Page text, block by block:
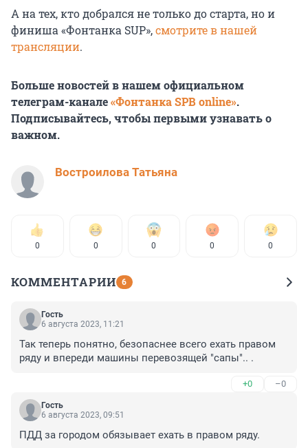
А на тех, кто добрался не только до старта, но и
финиша «Фонтанка SUP»,смотрите в нашей
трансляции.
Больше новостей в нашем официальном
телеграм-канале«Фонтанка SPB online».
Подписывайтесь, чтобы первыми узнавать о
важном.
Востроилова Татьяна
0 0 0 0 0
КОММЕНТАРИИ 6
Гость
6 августа 2023, 11:21
Так теперь понятно, безопаснее всего ехать правом
ряду и впереди машины перевозящей "сапы".. .
+0 –0
Гость
6 августа 2023, 09:51
ПДД за городом обязывает ехать в правом ряду.